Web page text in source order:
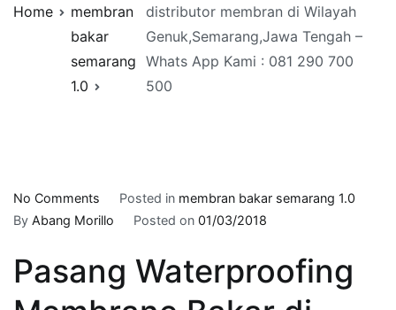
Home
membran
bakar
semarang
1.0
distributor membran di Wilayah
Genuk,Semarang,Jawa Tengah –
Whats App Kami : 081 290 700
500
No Comments
distributor
di
Wilayah
Posted in membran bakar semarang 1.0
By Abang Morillo Posted on 01/03/2018
Pasang Waterproofing